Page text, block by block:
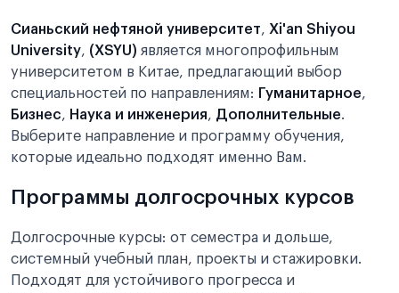
Сианьский нефтяной университет, Xi'an Shiyou
University, (XSYU) является многопрофильным
университетом в Китае, предлагающий выбор
специальностей по направлениям: Гуманитарное,
Бизнес, Наука и инженерия, Дополнительные.
Выберите направление и программу обучения,
которые идеально подходят именно Вам.
Программы долгосрочных курсов
Долгосрочные курсы: от семестра и дольше,
системный учебный план, проекты и стажировки.
Подходят для устойчивого прогресса и